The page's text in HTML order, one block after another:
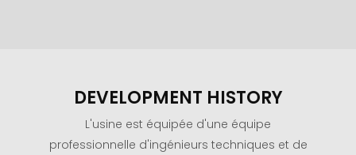
DEVELOPMENT HISTORY
L'usine est équipée d'une équipe
professionnelle d'ingénieurs techniques et de